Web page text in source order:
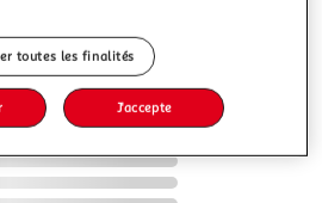
Bientôt dispo !
toutes les finalités
J'accepte